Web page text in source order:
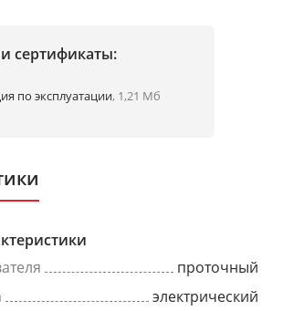
сертификаты:
по эксплуатации, 1,21 Мб
проточный
электрический